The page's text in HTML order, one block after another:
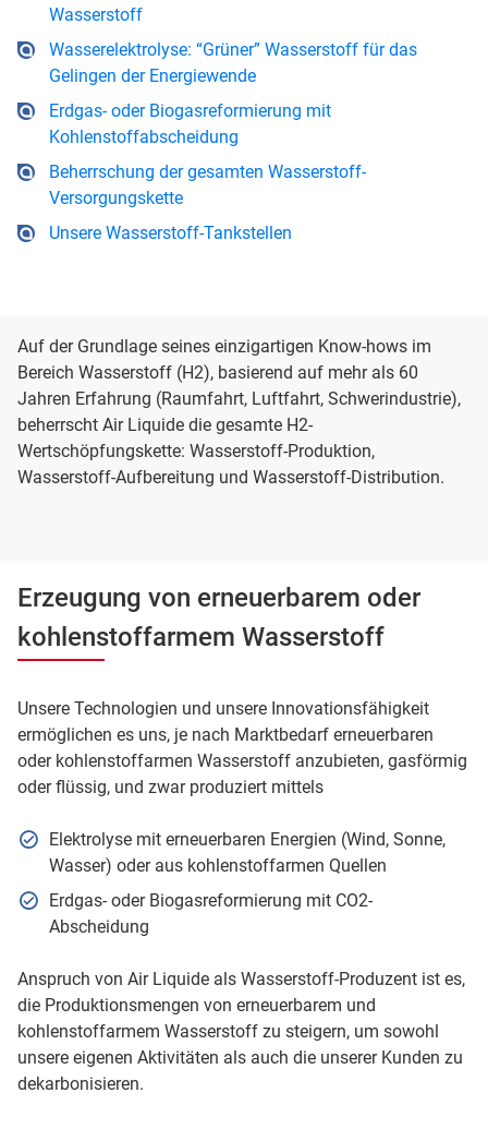
Wasserstoff
Wasserelektrolyse: “Grüner” Wasserstoff für das
Gelingen der Energiewende
Erdgas- oder Biogasreformierung mit
Kohlenstoffabscheidung
Beherrschung der gesamten Wasserstoff-
Versorgungskette
Unsere Wasserstoff-Tankstellen
Auf der Grundlage seines einzigartigen Know-hows im
Bereich Wasserstoff (H2), basierend auf mehr als 60
Jahren Erfahrung (Raumfahrt, Luftfahrt, Schwerindustrie),
beherrscht Air Liquide die gesamte H2-
Wertschöpfungskette: Wasserstoff-Produktion,
Wasserstoff-Aufbereitung und Wasserstoff-Distribution.
Erzeugung von erneuerbarem oder
kohlenstoffarmem Wasserstoff
Unsere Technologien und unsere Innovationsfähigkeit
ermöglichen es uns, je nach Marktbedarf erneuerbaren
oder kohlenstoffarmen Wasserstoff anzubieten, gasförmig
oder flüssig, und zwar produziert mittels
Elektrolyse mit erneuerbaren Energien (Wind, Sonne,
Wasser) oder aus kohlenstoffarmen Quellen
Erdgas- oder Biogasreformierung mit CO2-
Abscheidung
Anspruch von Air Liquide als Wasserstoff-Produzent ist es,
die Produktionsmengen von erneuerbarem und
kohlenstoffarmem Wasserstoff zu steigern, um sowohl
unsere eigenen Aktivitäten als auch die unserer Kunden zu
dekarbonisieren.